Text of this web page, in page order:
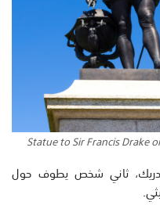
Statue to Sir Francis Drake
دريك، ثاني شخص يطوف حول